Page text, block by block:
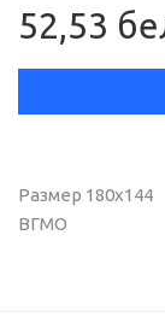
52,53
Размер 180х144
ВГМО